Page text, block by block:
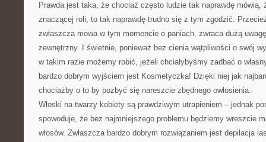
Prawda jest taka, że chociaż często ludzie tak naprawdę mówią,
znaczącej roli, to tak naprawdę trudno się z tym zgodzić.
zwłaszcza mowa w tym momencie o paniach, zwraca dużą
zewnętrzny. I świetnie, ponieważ bez cienia wątpliwości o swój
w takim razie możemy robić, jeżeli chciałybyśmy zadbać o
bardzo dobrym wyjściem jest Kosmetyczka! Dzięki niej jak
chociażby o to by pozbyć się nareszcie zbędnego owłosienia.
Włoski na twarzy kobiety są prawdziwym utrapieniem – jednak
spowoduje, że bez najmniejszego problemu będziemy wreszcie
włosów. Zwłaszcza bardzo dobrym rozwiązaniem jest depilacja